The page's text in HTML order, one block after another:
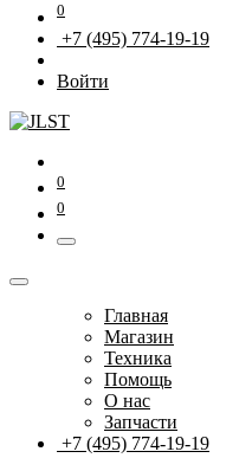
0
+7 (495) 774-19-19
Войти
0
0
Главная
Магазин
Техника
Помощь
О нас
Запчасти
+7 (495) 774-19-19